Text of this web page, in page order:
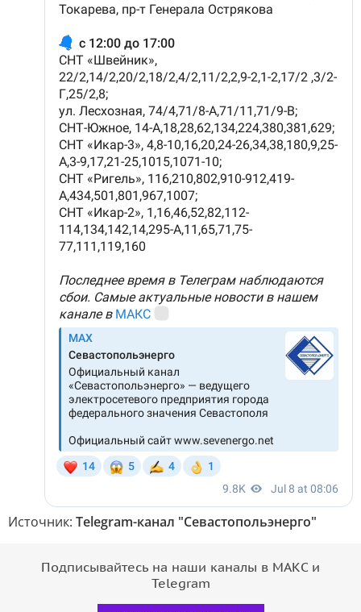
Источник: Telegram-канал "Севастопольэнерго"
Подписывайтесь на наши каналы в МАКС и
Telegram